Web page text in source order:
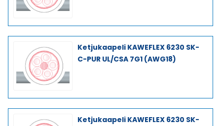
Ketjukaapeli KAWEFLEX 6230 SK-
C-PUR UL/CSA 7G1 (AWG18)
Ketjukaapeli KAWEFLEX 6230 SK-